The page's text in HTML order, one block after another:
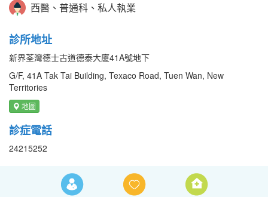
西醫、普通科、私人執業
診所地址
新界荃灣德士古道德泰大廈41A號地下
G/F, 41A Tak Tai Building, Texaco Road, Tuen Wan, New
Territories
地圖
診症電話
24215252